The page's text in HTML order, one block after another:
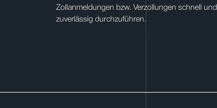
Zollanmeldungen bzw. Verzollungen schnell und
zuverlässig durchzuführen.